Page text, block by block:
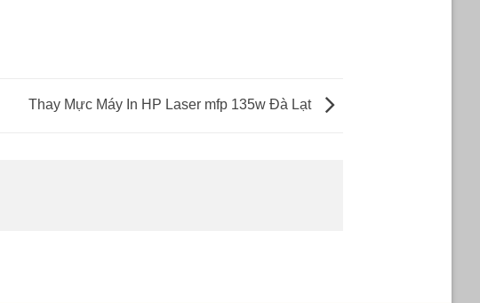
Thay Mực Máy In HP Laser mfp 135w Đà Lạt